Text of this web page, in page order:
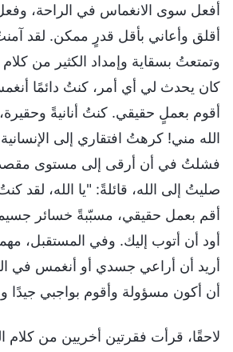
أفعل سوى الانغماس في الراحة،
أقلق وأعاني بأقل قدرٍ ممكن. لقد
وتمتعتُ بسقاية وإمداد الكثير من كلام
كان يحدث لي أي أمر، كنتُ دائمًا
أقوم بعملٍ حقيقي. كنتُ أنانيةً
الله مني! كرهتُ افتقاري إلى
فشلتُ في أن أرقى إلى مستوى مقصد
صليتُ إلى الله، قائلةً: "يا الله، لقد
أقم بعمل حقيقي، مسبّبةً خسائر
أود أن أتوب إليك. وفي المستقبل،
أريد أن أراعي جسدي أو أنغمس في
أن أكون مسؤولة وأقوم بواجبي جيدًا
لاحقًا، قرأت فقرتين أخريين من كلام